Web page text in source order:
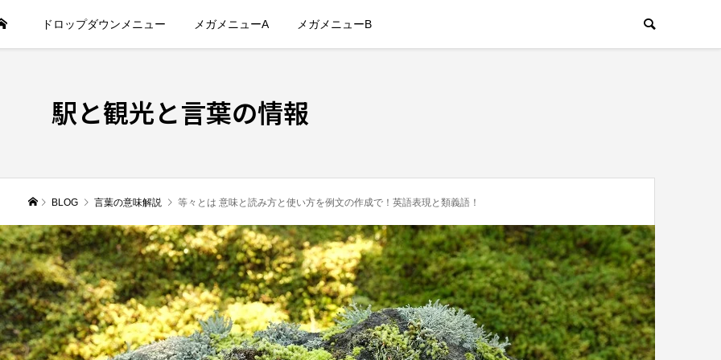
ドロップダウンメニュー メガメニューA メガメニューB
駅と観光と言葉の情報
BLOG 言葉の意味解説 等々とは 意味と読み方と使い方を例文の作成で！英語表現と類義語！